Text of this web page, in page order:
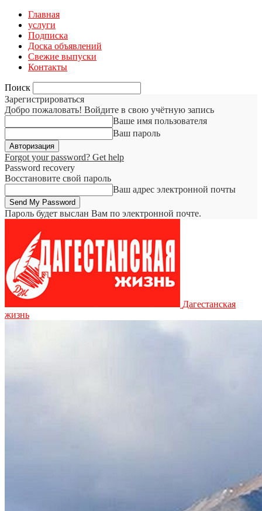
Главная
услуги
Подписка
Доска объявлений
Свежие выпуски
Контакты
Поиск
Зарегистрироваться
Добро пожаловать! Войдите в свою учётную запись
Ваше имя пользователя
Ваш пароль
Forgot your password? Get help
Password recovery
Восстановите свой пароль
Ваш адрес электронной почты
Пароль будет выслан Вам по электронной почте.
Дагестанская
жизнь